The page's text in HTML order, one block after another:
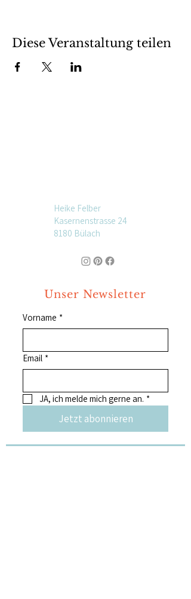
Diese Veranstaltung teilen
Heike Felber
Kasernenstrasse 24
8180 Bülach
Unser Newsletter
Vorname *
Email *
JA, ich melde mich gerne an. *
Jetzt abonnieren